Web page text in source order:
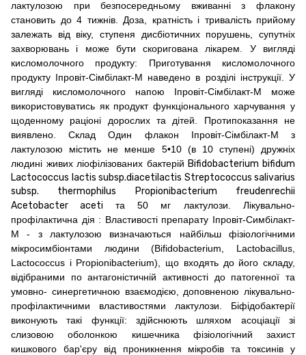
лактулозою при безпосередньому вживанні з флакону
становить до 4 тижнів. Доза, кратність і тривалість прийому
залежать від віку, ступеня дисбіотичних порушень, супутніх
захворювань і може бути скоригована лікарем. У вигляді
кисломолочного продукту: Приготування кисломолочного
продукту Іпровіт-Сімбілакт-М наведено в розділі інструкції. У
вигляді кисломолочного напою Іпровіт-Сімбілакт-М може
використовуватись як продукт функціонального харчування у
щоденному раціоні дорослих та дітей. Протипоказання не
виявлено. Склад Один флакон Іпровіт-Сімбілакт-М з
лактулозою містить не менше 5•10 (в 10 ступені) дружніх
людині живих ліофілізованих бактерійBifidobacterium bifidum
Lactococcus lactis subsp.diacetilactis Streptococcus salivarius
subsp. thermophilus Propionibacterium freudenrechii
Acetobacter aceti та 50 мг лактулози. Лікувально-
профілактична дія : Властивості препарату Іпровіт-Симбілакт-
М - з лактулозою визначаються найбільш фізіологічними
мікросимбіонтами людини (Bifidobacterium, Lactobacillus,
Lactococcus і Propionibacterium), що входять до його складу,
відібраними по антагоністичній активності до патогенної та
умовно- синергетичною взаємодією, доповненою лікувально-
профілактичними властивостями лактулози. Біфідобактерії
виконують такі функції: здійснюють шляхом асоціації зі
слизовою оболонкою кишечника фізіологічний захист
кишкового бар'єру від проникнення мікробів та токсинів у